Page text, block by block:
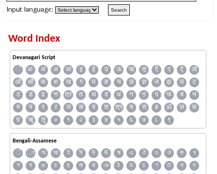
Input language:
Word Index
Devanagari Script
ँ अः अं अ आ इ ई उ ऊ ऋ ऌ ऍ ए ऐ
ऑ
ओ
औ क क्ष ख ग घ ङ च छ ज्ञ ज झ ञ
ट
ठ
ड ढ ण त्र त थ द ध न ऩ प फ ब
भ
म
य र ऱ ल ळ व श श्र ष स ह ॐ ज़
फ़
य़
ॠ ॡ ० १ २ ३ ४ ५ ६ ७ ८ ९
Bengali-Assamese
ঁ ং অ আ ই ঈ উ ঊ ঋ এ ঐ ও ঔ ক
খ
গ
ঘ ঙ চ ছ জ ঝ ঞ ঠ ড ঢ ণ ত থ
দ